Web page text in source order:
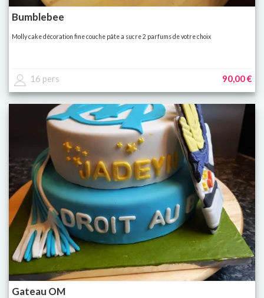
Bumblebee
Molly cake décoration fine couche pâte a sucre 2 parfums de votre choix
16 pers 90,00 €
Gateau OM